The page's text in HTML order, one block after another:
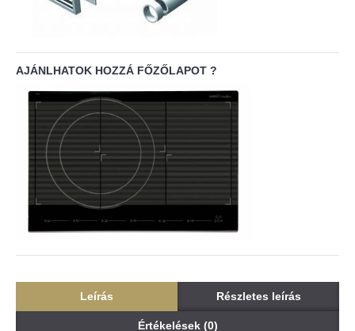
AJÁNLHATOK HOZZÁ FŐZŐLAPOT ?
Leírás Részletes leírás
Értékelések (0)